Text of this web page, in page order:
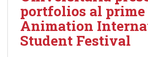
portfolios al prime
Animation
Student Festival